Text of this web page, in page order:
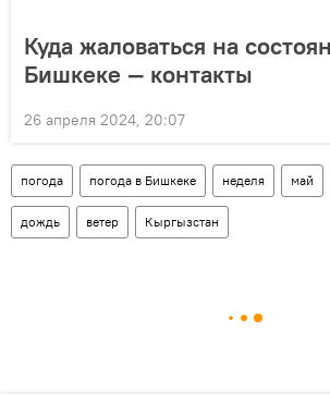
Куда жаловаться на
Бишкеке — контакты
26 апреля 2024, 20:07
погода погода в Бишкеке неделя май
дождь ветер Кыргызстан